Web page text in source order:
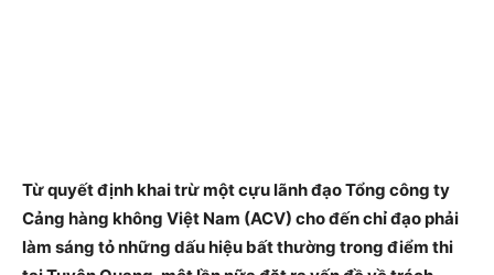
Từ quyết định khai trừ một cựu lãnh đạo Tổng công ty
Cảng hàng không Việt Nam (ACV) cho đến chỉ đạo phải
làm sáng tỏ những dấu hiệu bất thường trong điểm thi